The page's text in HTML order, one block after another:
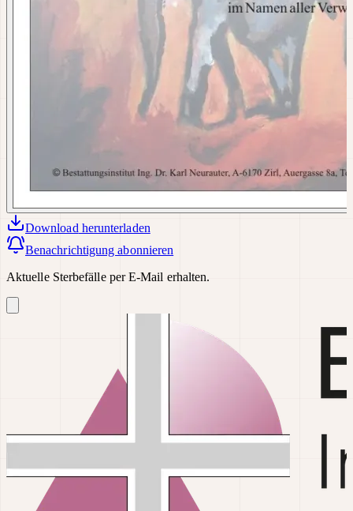
Download herunterladen
Benachrichtigung abonnieren
Aktuelle Sterbefälle per E-Mail erhalten.